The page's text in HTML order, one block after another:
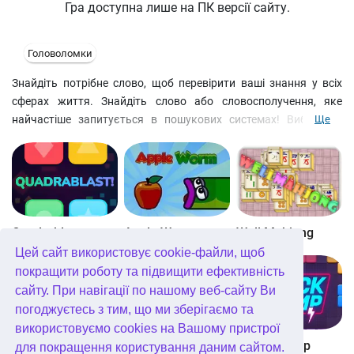
Цей сайт використовує cookie-файли, щоб
покращити роботу та підвищити ефективність
сайту. При навігації по нашому веб-сайту Ви
погоджуєтесь з тим, що ми зберігаємо та
використовуємо cookies на Вашому пристрої
для покращення користування даним сайтом.
Гра доступна лише на ПК версії сайту.
Головоломки
Знайдіть потрібне слово, щоб перевірити ваші знання у всіх
сферах життя. Знайдіть слово або словосполучення, яке
найчастіше запитується в пошукових системах! Вибирайте
німецька, французька, іспанська, італійська та російська.
Завдяки грі Searcherz! ви можете не тільки перевірити ваші
знання, а й придбати нові! Перевірте вашу логіку та інтуїцію!
Змагайтеся з іншими гравцями онлайн та станьте чемпіоном у
вирішенні завдань пошукових систем!
Ще
Quadrablast Apple Worm Well Mahjong
Digitz! The Daily Diagonal Sudoku Block Champ